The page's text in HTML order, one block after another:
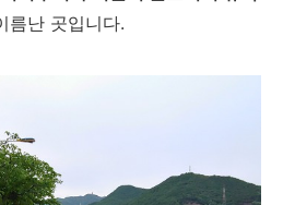
름난 곳입니다.